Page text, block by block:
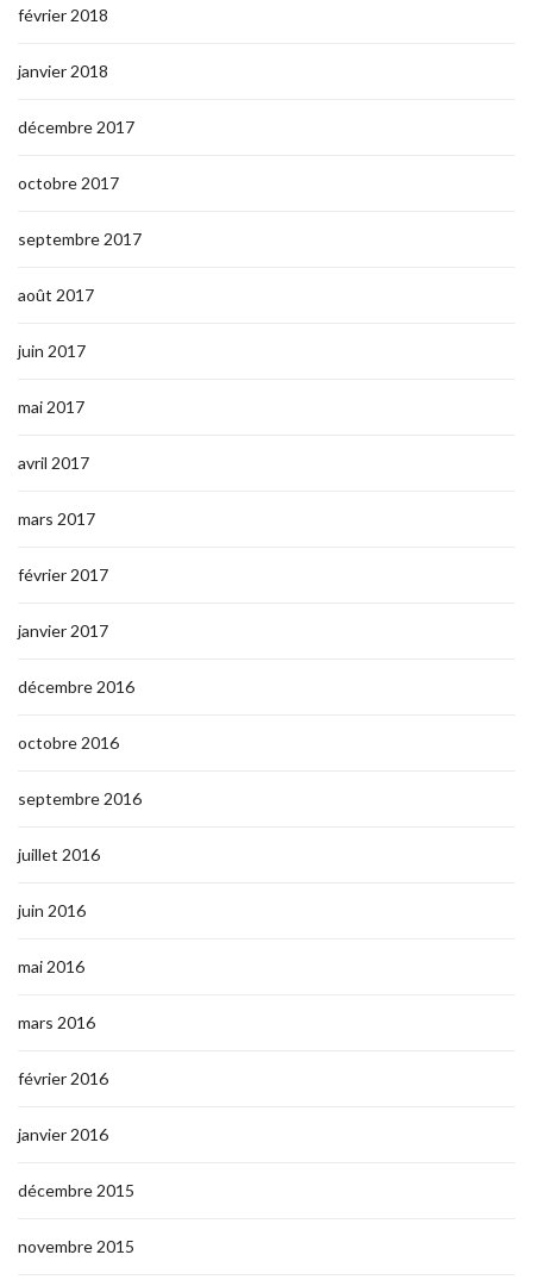
février 2018
janvier 2018
décembre 2017
octobre 2017
septembre 2017
août 2017
juin 2017
mai 2017
avril 2017
mars 2017
février 2017
janvier 2017
décembre 2016
octobre 2016
septembre 2016
juillet 2016
juin 2016
mai 2016
mars 2016
février 2016
janvier 2016
décembre 2015
novembre 2015